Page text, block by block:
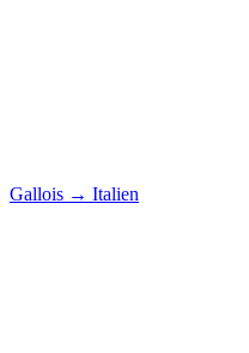
Gallois → Italien